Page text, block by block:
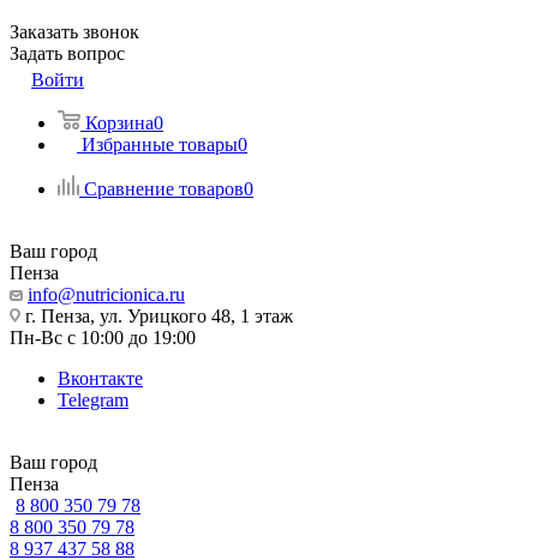
Заказать звонок
Задать вопрос
Войти
Корзина0
Избранные товары0
Сравнение товаров0
Ваш город
Пенза
info@nutricionica.ru
г. Пенза, ул. Урицкого 48, 1 этаж
Пн-Вс с 10:00 до 19:00
Вконтакте
Telegram
Ваш город
Пенза
8 800 350 79 78
8 800 350 79 78
8 937 437 58 88